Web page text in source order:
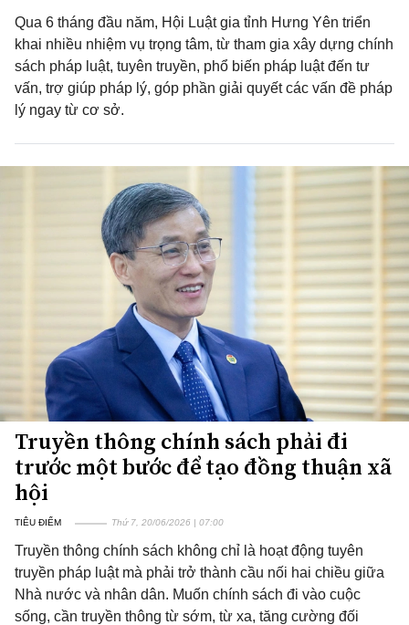
Qua 6 tháng đầu năm, Hội Luật gia tỉnh Hưng Yên triển
khai nhiều nhiệm vụ trọng tâm, từ tham gia xây dựng chính
sách pháp luật, tuyên truyền, phổ biến pháp luật đến tư
vấn, trợ giúp pháp lý, góp phần giải quyết các vấn đề pháp
lý ngay từ cơ sở.
Truyền thông chính sách phải đi
trước một bước để tạo đồng thuận xã
hội
TIÊU ĐIỂM Thứ 7, 20/06/2026 | 07:00
Truyền thông chính sách không chỉ là hoạt động tuyên
truyền pháp luật mà phải trở thành cầu nối hai chiều giữa
Nhà nước và nhân dân. Muốn chính sách đi vào cuộc
sống, cần truyền thông từ sớm, từ xa, tăng cường đối